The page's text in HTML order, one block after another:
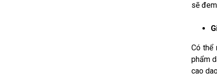
sẽ
Có thể
phẩm
cao